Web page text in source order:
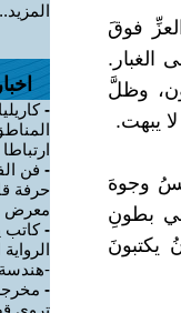
فوقَ
الغبار.
وظلَّ
يبهت.
وجوهَ
بطونِ
يكتبونَ
-
- فن
حرفة
معرض
-كاتب
-هندسة
-
تروي